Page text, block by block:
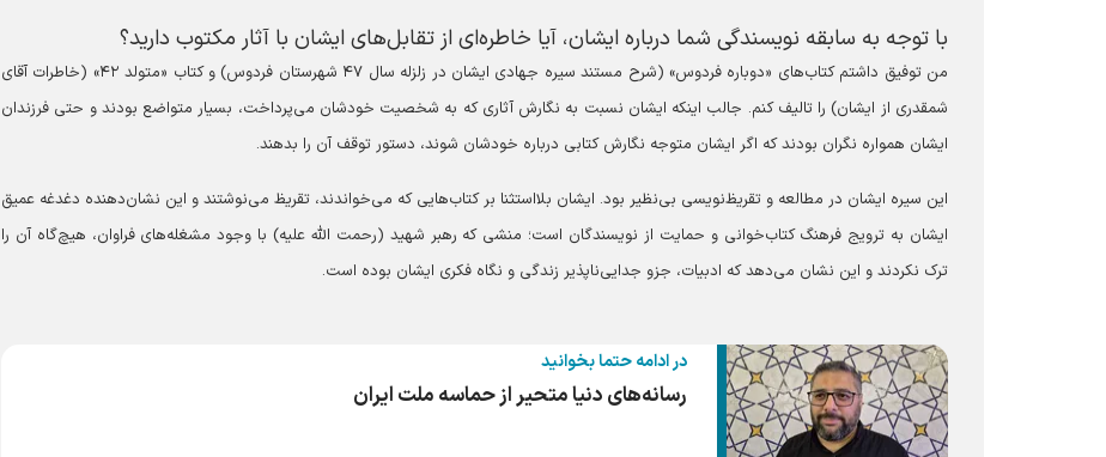
با توجه به سابقه نویسندگی شما درباره ایشان، آیا خاطره‌ای از تقابل‌های ایشان با آثار مکتوب دارید؟
من توفیق داشتم کتاب‌های «دوباره فردوس» (شرح مستند سیره جهادی ایشان در زلزله سال ۴۷ شهرستان فردوس) و کتاب «متولد ۴۲» (خاطرات آقای
شمقدری از ایشان) را تالیف کنم. جالب اینکه ایشان نسبت به نگارش آثاری که به شخصیت خودشان می‌پرداخت، بسیار متواضع بودند و حتی فرزندان
ایشان همواره نگران بودند که اگر ایشان متوجه نگارش کتابی درباره خودشان شوند، دستور توقف آن را بدهند.
این سیره ایشان در مطالعه و تقریظ‌نویسی بی‌نظیر بود. ایشان بلااستثنا بر کتاب‌هایی که می‌خواندند، تقریظ می‌نوشتند و این نشان‌دهنده دغدغه عمیق
ایشان به ترویج فرهنگ کتاب‌خوانی و حمایت از نویسندگان است؛ منشی که رهبر شهید (رحمت الله علیه) با وجود مشغله‌های فراوان، هیچ‌گاه آن را
ترک نکردند و این نشان می‌دهد که ادبیات، جزو جدایی‌ناپذیر زندگی و نگاه فکری ایشان بوده است.
در ادامه حتما بخوانید
رسانه‌های دنیا متحیر از حماسه ملت ایران